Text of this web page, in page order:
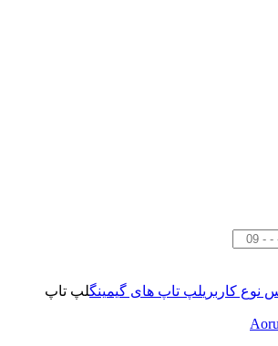
نوع کاربریلپ تاپ های گیمینگلپ تاپ